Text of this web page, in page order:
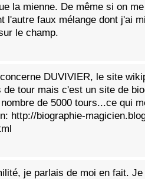
la mienne. De même si on
l'autre faux mélange dont j'ai
le champ.
DUVIVIER, le site
de tour mais c'est un site de
de 5000 tours...ce qui
http://biographie-
je parlais de moi en fait.